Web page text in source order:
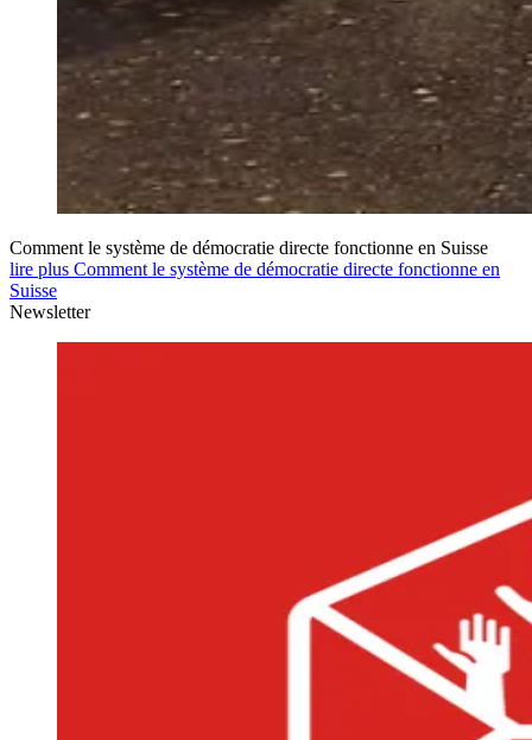
Comment le système de démocratie directe fonctionne en Suisse
lire plus Comment le système de démocratie directe fonctionne en
Suisse
Newsletter